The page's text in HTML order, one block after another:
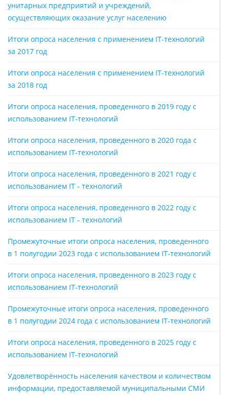
унитарных предприятий и учреждений,
осуществляющих оказание услуг населению
Итоги опроса населения с применением IT-технологий
за 2017 год
Итоги опроса населения с применением IT-технологий
за 2018 год
Итоги опроса населения, проведенного в 2019 году с
использованием IT-технологий
Итоги опроса населения, проведенного в 2020 года с
использованием IT-технологий
Итоги опроса населения, проведенного в 2021 году с
использованием IT - технологий
Итоги опроса населения, проведенного в 2022 году с
использованием IT - технологий
Промежуточные итоги опроса населения, проведенного
в 1 полугодии 2023 года с использованием IT-технологий
Итоги опроса населения, проведенного в 2023 году с
использованием IT-технологий
Промежуточные итоги опроса населения, проведенного
в 1 полугодии 2024 года с использованием IT-технологий
Итоги опроса населения, проведенного в 2025 году с
использованием IT-технологий
Удовлетворённость населения качеством и количеством
информации, предоставляемой муниципальными СМИ